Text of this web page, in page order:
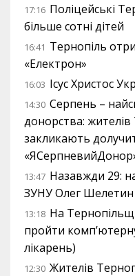
17:16 Поліцейські
більше сотні дітей
16:41 Тернопіль
«Електрон»
16:03 Ісус Христос
14:30 Серпень –
донорства:
закликають
13:47 Назавжди 29:
ЗУНУ Олег Шелетин
13:18 На
пройти
лікарень)
12:30 Жителів